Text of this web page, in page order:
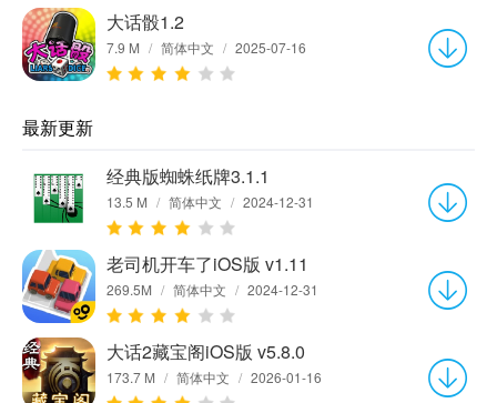
大话骰1.2
7.9 M / 简体中文 / 2025-07-16
最新更新
经典版蜘蛛纸牌3.1.1
13.5 M / 简体中文 / 2024-12-31
老司机开车了iOS版 v1.11
269.5M / 简体中文 / 2024-12-31
大话2藏宝阁iOS版 v5.8.0
173.7 M / 简体中文 / 2026-01-16